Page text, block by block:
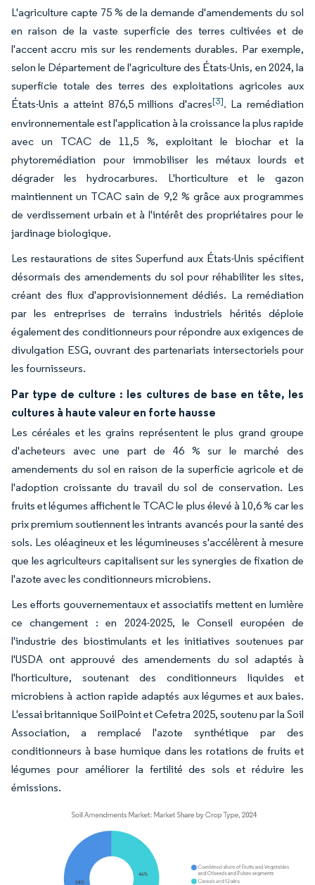
L'agriculture capte 75 % de la demande d'amendements du sol
en raison de la vaste superficie des terres cultivées et de
l'accent accru mis sur les rendements durables. Par exemple,
selon le Département de l'agriculture des États-Unis, en 2024, la
superficie totale des terres des exploitations agricoles aux
États-Unis a atteint 876,5 millions d'acres[3]. La remédiation
environnementale est l'application à la croissance la plus rapide
avec un TCAC de 11,5 %, exploitant le biochar et la
phytoremédiation pour immobiliser les métaux lourds et
dégrader les hydrocarbures. L'horticulture et le gazon
maintiennent un TCAC sain de 9,2 % grâce aux programmes
de verdissement urbain et à l'intérêt des propriétaires pour le
jardinage biologique.
Les restaurations de sites Superfund aux États-Unis spécifient
désormais des amendements du sol pour réhabiliter les sites,
créant des flux d'approvisionnement dédiés. La remédiation
par les entreprises de terrains industriels hérités déploie
également des conditionneurs pour répondre aux exigences de
divulgation ESG, ouvrant des partenariats intersectoriels pour
les fournisseurs.
Par type de culture : les cultures de base en tête, les
cultures à haute valeur en forte hausse
Les céréales et les grains représentent le plus grand groupe
d'acheteurs avec une part de 46 % sur le marché des
amendements du sol en raison de la superficie agricole et de
l'adoption croissante du travail du sol de conservation. Les
fruits et légumes affichent le TCAC le plus élevé à 10,6 % car les
prix premium soutiennent les intrants avancés pour la santé des
sols. Les oléagineux et les légumineuses s'accélèrent à mesure
que les agriculteurs capitalisent sur les synergies de fixation de
l'azote avec les conditionneurs microbiens.
Les efforts gouvernementaux et associatifs mettent en lumière
ce changement : en 2024-2025, le Conseil européen de
l'industrie des biostimulants et les initiatives soutenues par
l'USDA ont approuvé des amendements du sol adaptés à
l'horticulture, soutenant des conditionneurs liquides et
microbiens à action rapide adaptés aux légumes et aux baies.
L'essai britannique SoilPoint et Cefetra 2025, soutenu par la Soil
Association, a remplacé l'azote synthétique par des
conditionneurs à base humique dans les rotations de fruits et
légumes pour améliorer la fertilité des sols et réduire les
émissions.